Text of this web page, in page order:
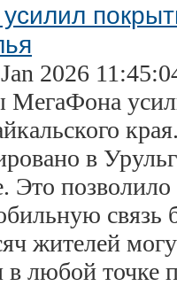
2026
в
Это
связь
жителей
в любой точке